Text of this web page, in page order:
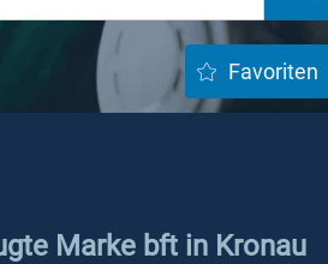
Favoriten
Marke bft in Kronau